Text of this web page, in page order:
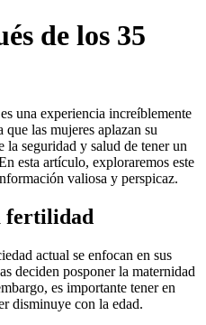
de los 35
una experiencia increíblemente
las mujeres aplazan su
la seguridad y salud de tener un
esta artículo, exploraremos este
valiosa y perspicaz.
fertilidad
actual se enfocan en sus
deciden posponer la maternidad
es importante tener en
disminuye con la edad.